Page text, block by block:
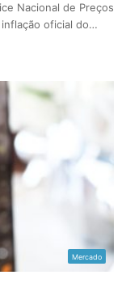
Nacional de Preços
inflação oficial do…
Mercado